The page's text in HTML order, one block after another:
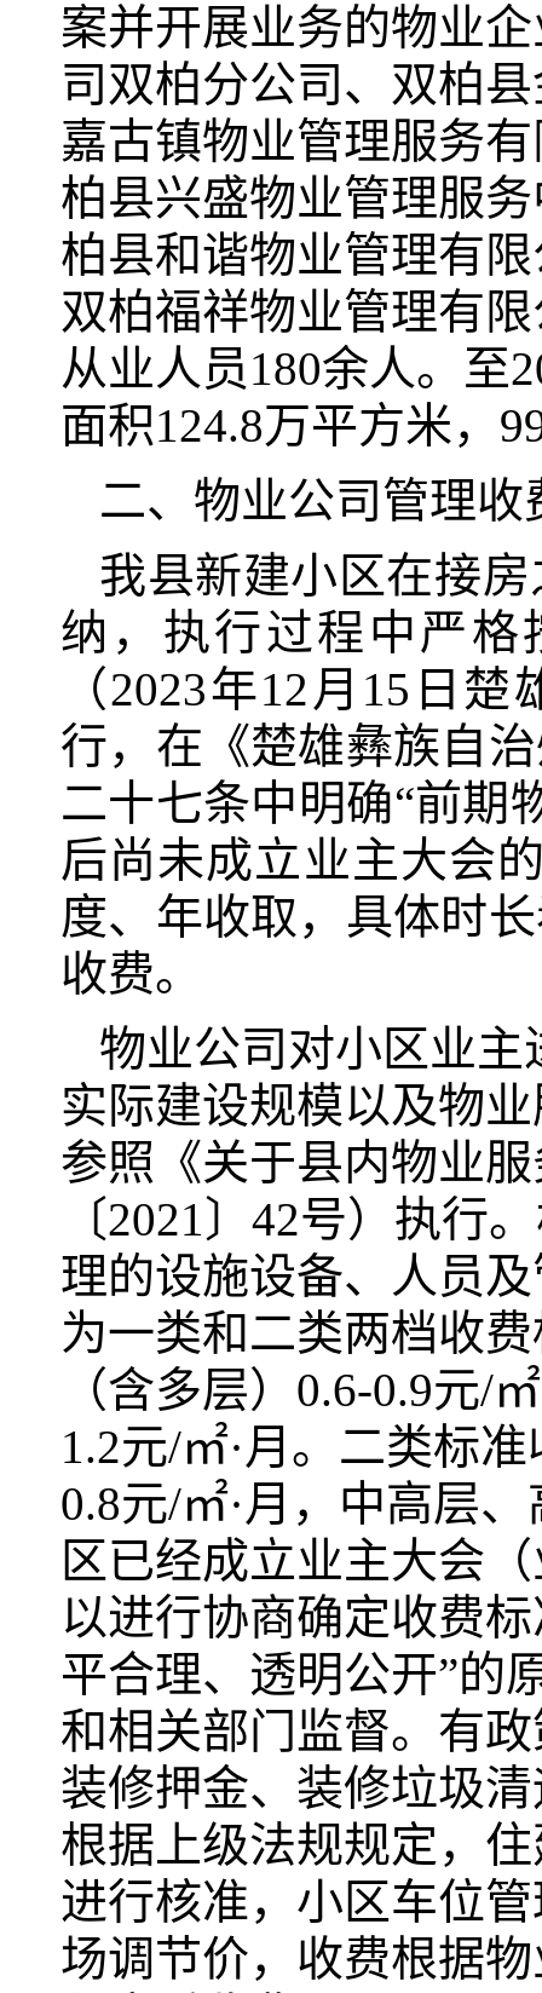
案并开展业务的物业
司双柏分公司、双柏
嘉古镇物业管理服务
柏县兴盛物业管理服
柏县和谐物业管理有
双柏福祥物业管理有
从业人员180余人。至
面积124.8万平方米，
二、物业公司管理收
我县新建小区在接
纳，执行过程中严
（2023年12月15日
行，在《楚雄彝族自
二十七条中明确“前期
后尚未成立业主大会
度、年收取，具体时
收费。
物业公司对小区业
实际建设规模以及物
参照《关于县内物业
〔2021〕42号）执行
理的设施设备、人员
为一类和二类两档收
（含多层）0.6-0.9元/
1.2元/㎡·月。二类标
0.8元/㎡·月，中高层
区已经成立业主大会
以进行协商确定收费
平合理、透明公开”的
和相关部门监督。有
装修押金、装修垃圾
根据上级法规规定，
进行核准，小区车位
场调节价，收费根据